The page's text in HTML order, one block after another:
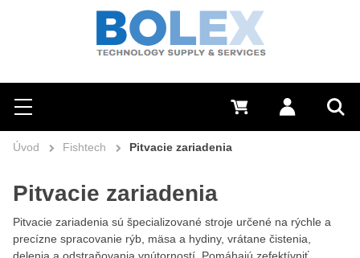
Hľadať
Menu Prihlásiť sa
0 €
Úvod Fishtech Pitvacie zariadenia
Pitvacie zariadenia
Pitvacie zariadenia sú špecializované stroje určené na rýchle a
precízne spracovanie rýb, mäsa a hydiny, vrátane čistenia,